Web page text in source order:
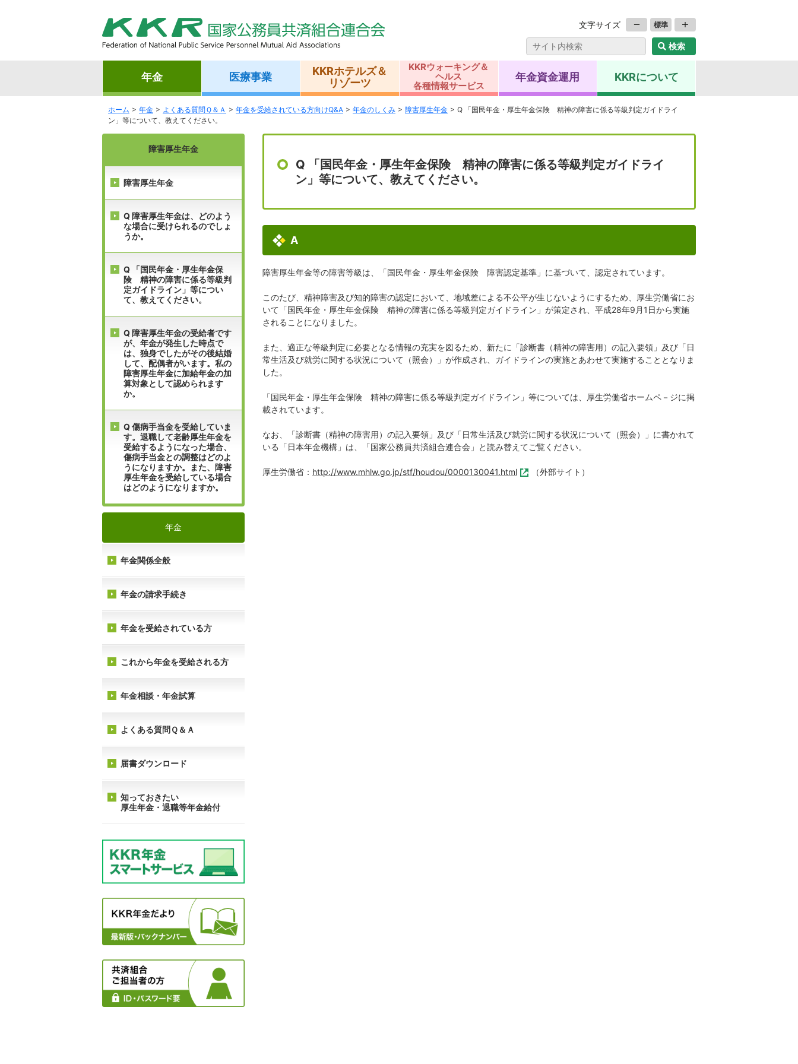
文字サイズ 標準
年金 医療事業
KKRホテルズ＆
リゾーツ
KKRウォーキング＆
ヘルス
各種情報サービス
年金資金運用 KKRについて
ホーム 年金 よくある質問Ｑ＆Ａ 年金を受給されている方向けQ&A 年金のしくみ 障害厚生年金
Q 「国民年金・厚生年金保険 精神の障害に係る等級判定ガイドライ
ン」等について、教えてください。
障害厚生年金
障害厚生年金
Q 障害厚生年金は、どのよう
な場合に受けられるのでしょ
うか。
Q 「国民年金・厚生年金保
険 精神の障害に係る等級判
定ガイドライン」等につい
て、教えてください。
Q 障害厚生年金の受給者です
が、年金が発生した時点で
は、独身でしたがその後結婚
して、配偶者がいます。私の
障害厚生年金に加給年金の加
算対象として認められます
か。
Q 傷病手当金を受給していま
す。退職して老齢厚生年金を
受給するようになった場合、
傷病手当金との調整はどのよ
うになりますか。また、障害
厚生年金を受給している場合
はどのようになりますか。
年金
年金関係全般
年金の請求手続き
年金を受給されている方
これから年金を受給される方
年金相談・年金試算
よくある質問Ｑ＆Ａ
届書ダウンロード
知っておきたい
厚生年金・退職等年金給付
Q 「国民年金・厚生年金保険 精神の障害に係る等級判定ガイドライ
ン」等について、教えてください。
A
障害厚生年金等の障害等級は、「国民年金・厚生年金保険 障害認定基準」に基づいて、認定されています。
このたび、精神障害及び知的障害の認定において、地域差による不公平が生じないようにするため、厚生労働省にお
いて「国民年金・厚生年金保険 精神の障害に係る等級判定ガイドライン」が策定され、平成28年9月1日から実施
されることになりました。
また、適正な等級判定に必要となる情報の充実を図るため、新たに「診断書（精神の障害用）の記入要領」及び「日
常生活及び就労に関する状況について（照会）」が作成され、ガイドラインの実施とあわせて実施することとなりま
した。
「国民年金・厚生年金保険 精神の障害に係る等級判定ガイドライン」等については、厚生労働省ホームペ－ジに掲
載されています。
なお、「診断書（精神の障害用）の記入要領」及び「日常生活及び就労に関する状況について（照会）」に書かれて
いる「日本年金機構」は、「国家公務員共済組合連合会」と読み替えてご覧ください。
厚生労働省： http://www.mhlw.go.jp/stf/houdou/0000130041.html （外部サイト）